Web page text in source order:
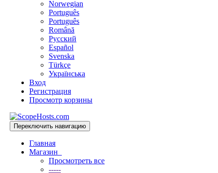
Norwegian
Português
Português
Română
Русский
Español
Svenska
Türkçe
Українська
Вход
Регистрация
Просмотр корзины
Переключить навигацию
Главная
Магазин
Просмотреть все
-----